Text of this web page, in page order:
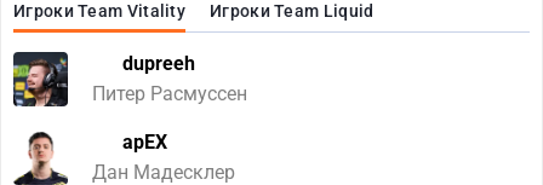
Игроки Team Vitality Игроки Team Liquid
dupreeh
Питер Расмуссен
apEX
Дан Мадесклер